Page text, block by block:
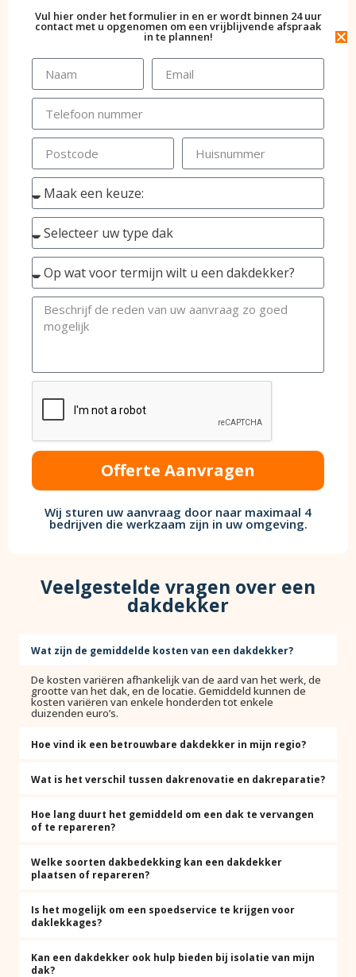
Vul hier onder het formulier in en er wordt binnen 24 uur
contact met u opgenomen om een vrijblijvende afspraak
in te plannen!
Offerte Aanvragen
Wij sturen uw aanvraag door naar maximaal 4
bedrijven die werkzaam zijn in uw omgeving.
Veelgestelde vragen over een
dakdekker
Wat zijn de gemiddelde kosten van een dakdekker?
De kosten variëren afhankelijk van de aard van het werk, de
grootte van het dak, en de locatie. Gemiddeld kunnen de
kosten variëren van enkele honderden tot enkele
duizenden euro’s.
Hoe vind ik een betrouwbare dakdekker in mijn regio?
Wat is het verschil tussen dakrenovatie en dakreparatie?
Hoe lang duurt het gemiddeld om een dak te vervangen
of te repareren?
Welke soorten dakbedekking kan een dakdekker
plaatsen of repareren?
Is het mogelijk om een spoedservice te krijgen voor
daklekkages?
Kan een dakdekker ook hulp bieden bij isolatie van mijn
dak?